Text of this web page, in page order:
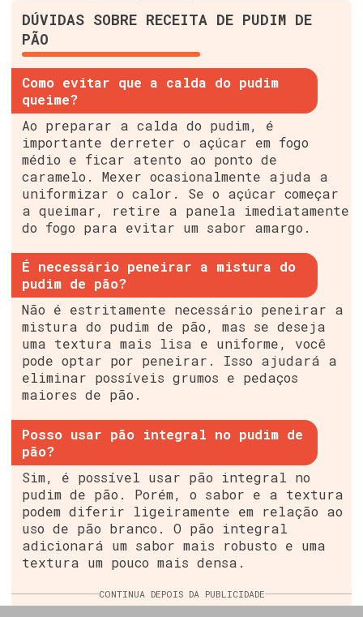
DÚVIDAS SOBRE RECEITA DE PUDIM DE
PÃO
Como evitar que a calda do pudim
queime?
Ao preparar a calda do pudim, é
importante derreter o açúcar em fogo
médio e ficar atento ao ponto de
caramelo. Mexer ocasionalmente ajuda a
uniformizar o calor. Se o açúcar começar
a queimar, retire a panela imediatamente
do fogo para evitar um sabor amargo.
É necessário peneirar a mistura do
pudim de pão?
Não é estritamente necessário peneirar a
mistura do pudim de pão, mas se deseja
uma textura mais lisa e uniforme, você
pode optar por peneirar. Isso ajudará a
eliminar possíveis grumos e pedaços
maiores de pão.
Posso usar pão integral no pudim de
pão?
Sim, é possível usar pão integral no
pudim de pão. Porém, o sabor e a textura
podem diferir ligeiramente em relação ao
uso de pão branco. O pão integral
adicionará um sabor mais robusto e uma
textura um pouco mais densa.
CONTINUA DEPOIS DA PUBLICIDADE